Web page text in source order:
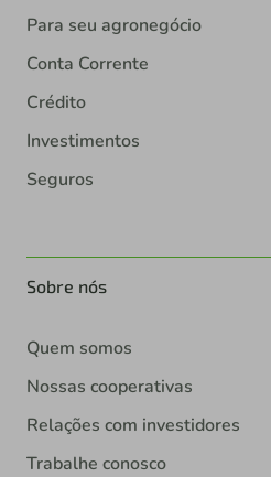
Para seu agronegócio
Conta Corrente
Crédito
Investimentos
Seguros
Sobre nós
Quem somos
Nossas cooperativas
Relações com investidores
Trabalhe conosco